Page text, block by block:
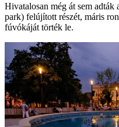
Hivatalosan még át sem adták
park) felújított részét, máris
fúvókáját törték le.